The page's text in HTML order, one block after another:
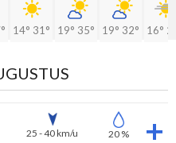
14° 31° 19° 35° 19° 32° 16°
25 - 40 km/u 20 %